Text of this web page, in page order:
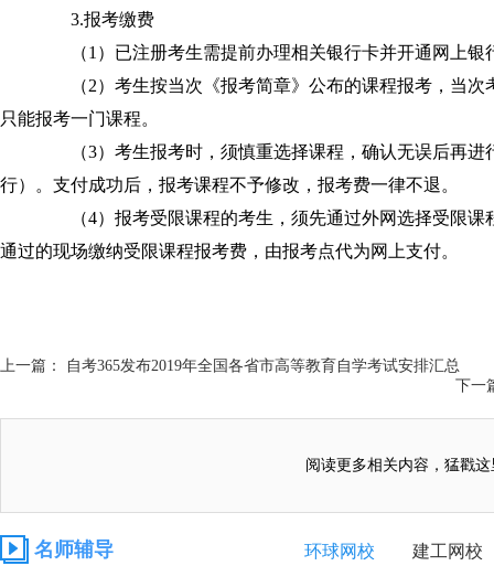
3.报考缴费
（1）已注册考生需提前办理相关银行卡并开通网上银
（2）考生按当次《报考简章》公布的课程报考，当次
只能报考一门课程。
（3）考生报考时，须慎重选择课程，确认无误后再进
行）。支付成功后，报考课程不予修改，报考费一律不退。
（4）报考受限课程的考生，须先通过外网选择受限课
通过的现场缴纳受限课程报考费，由报考点代为网上支付。
上一篇： 自考365发布2019年全国各省市高等教育自学考试安排汇总
下一
阅读更多相关内容，猛戳这
名师辅导 环球网校 建工网校